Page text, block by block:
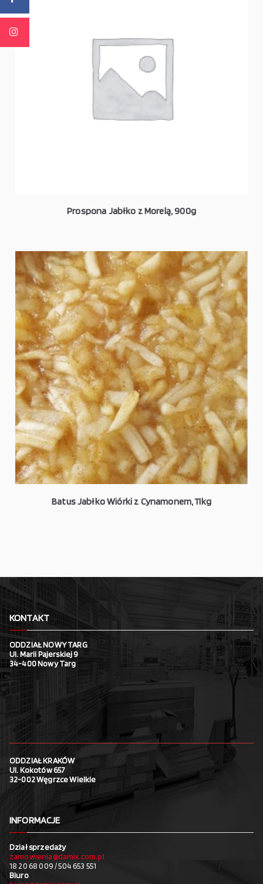
Prospona Jabłko z Morelą, 900g
Batus Jabłko Wiórki z Cynamonem, 11kg
KONTAKT
ODDZIAŁ NOWY TARG
Ul. Marii Pajerskiej 9
34-400 Nowy Targ
ODDZIAŁ KRAKÓW
Ul. Kokotów 657
32-002 Węgrzce Wielkie
INFORMACJE
Dział sprzedaży
zamowienia@damix.com.pl
18 20 68 009 / 504 653 551
Biuro